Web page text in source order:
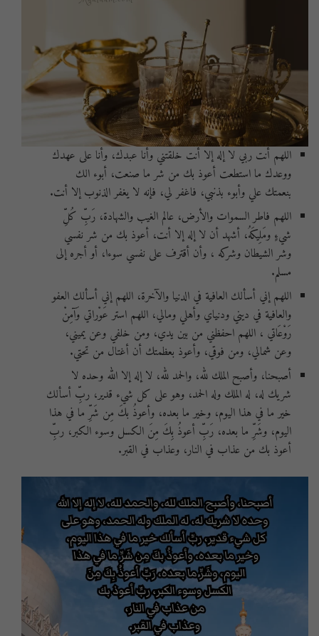
اللهم أنت ربي لا إله إلا أنت خلقتني وأنا عبدك، وأنا على عهدك
ووعدك ما استطعت أعوذ بك من شر ما صنعت، أبوء الك
بنعمتك علي وأبوء بذنبي، فاغفر لي، فإنه لا يغفر الذنوب إلا أنت.
اللهم فاطر السموات والأرض، عالم الغيب والشهادة، رَبِّ كُلِّ
شيءٍ ومَلِيكَهُ، أشهد أن لا إله إلا أنت، أعوذ بك من شر نفسي
وشر الشيطان وشركه ، وأن أقترف على نفسي سوءا، أو أجره إلى
مسلم.
اللهم إني أسألك العافية في الدنيا والآخرة، اللهم إني أسألك العفو
والعافية في ديني ودنياي وأهلي ومالي، اللهم استر عَوْراتي وَآمِنْ
رَوْعَاتي ، اللهم احفظني من بين يدي، ومن خلفي وعن يميني،
وعن شمالي، ومن فوقي، وأعوذ بعظمتك أن أغتال من تحتي.
أصبحنا، وأصبح الملك لله، والحمد لله، لا إله إلا الله وحده لا
شريك له، له الملك وله الحمد، وهو على كل شيء قدير، ربِّ أسألك
خير ما في هذا اليوم، وخير ما بعده، وأعوذُ بكَ مِن شَرِّ ما في هذا
اليوم، وشَرِّ ما بعده، رَبِّ أعوذُ بِكَ مِنَ الكسل وسوء الكبر، ربِّ
أعوذ بك من عذاب في النار، وعذاب في القبر.